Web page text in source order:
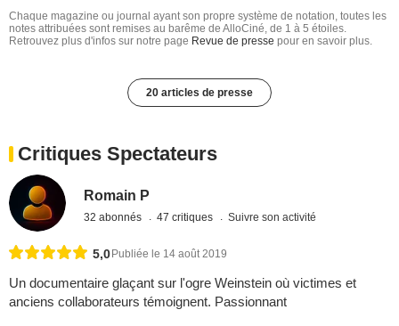
Chaque magazine ou journal ayant son propre système de notation, toutes les
notes attribuées sont remises au barême de AlloCiné, de 1 à 5 étoiles.
Retrouvez plus d'infos sur notre page Revue de presse pour en savoir plus.
20 articles de presse
Critiques Spectateurs
Romain P
32 abonnés 47 critiques Suivre son activité
5,0 Publiée le 14 août 2019
Un documentaire glaçant sur l'ogre Weinstein où victimes et
anciens collaborateurs témoignent. Passionnant